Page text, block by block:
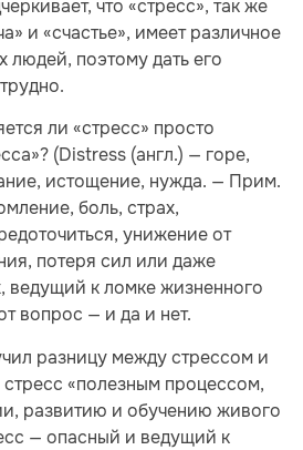
что «стресс», так же
и «счастье», имеет различное
людей, поэтому дать его
ли «стресс» просто
(Distress (англ.) — горе,
истощение, нужда. — Прим.
боль, страх,
унижение от
потеря сил или даже
ведущий к ломке жизненного
вопрос — и да и нет.
разницу между стрессом и
«полезным процессом,
развитию и обучению живого
— опасный и ведущий к